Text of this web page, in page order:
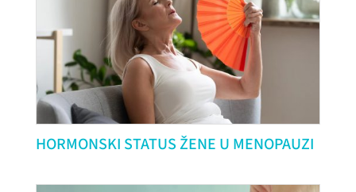
HORMONSKI STATUS ŽENE U MENOPAUZI